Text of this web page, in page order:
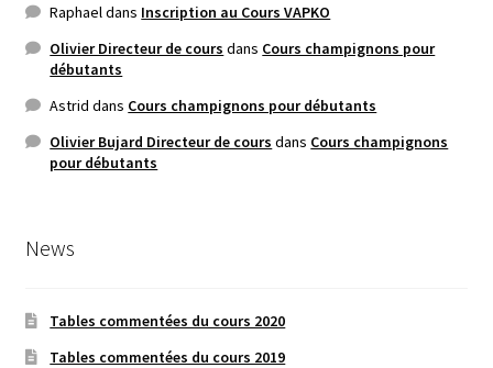
Raphaeldans Inscription au Cours VAPKO
Olivier Directeur de cours dans Cours champignons pour
débutants
Astrid dans Cours champignons pour débutants
Olivier Bujard Directeur de cours dans Cours champignons
pour débutants
News
Tables commentées du cours 2020
Tables commentées du cours 2019